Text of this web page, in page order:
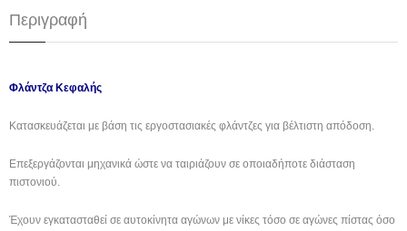
Περιγραφή
Φλάντζα Κεφαλής
Κατασκευάζεται με βάση τις εργοστασιακές φλάντζες για βέλτιστη απόδοση.
Επεξεργάζονται μηχανικά ώστε να ταιριάζουν σε οποιαδήποτε διάσταση
πιστονιού.
Έχουν εγκατασταθεί σε αυτοκίνητα αγώνων με νίκες τόσο σε αγώνες πίστας όσο